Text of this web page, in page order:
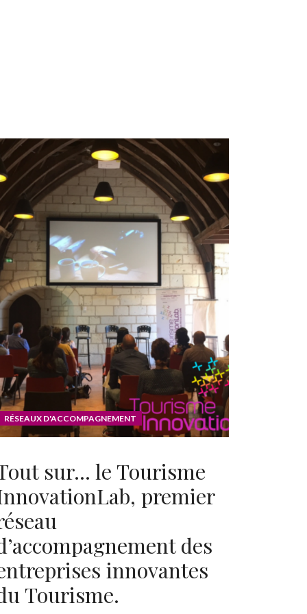
RÉSEAUX D'ACCOMPAGNEMENT
sur… le Tourisme
premier
des
innovantes
Tourisme.